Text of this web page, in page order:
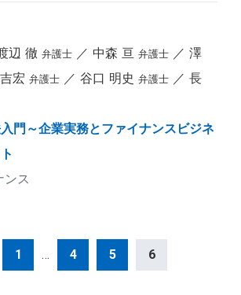
辺 徹 弁護士 中森 亘 弁護士
澤
宏 弁護士 谷口 明史 弁護士
長
門～企業実務とファイナンスビジネ
ンス
1 … 4 5 6